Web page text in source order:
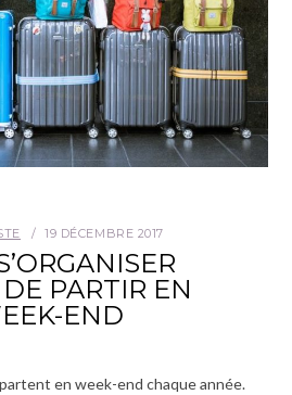
19 DÉCEMBRE 2017
PARTIR EN
END
en week-end chaque année.